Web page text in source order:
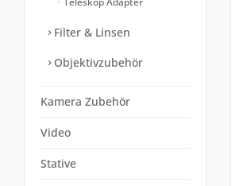
Filter & Linsen
Objektivzubehör
Kamera Zubehör
Video
Stative